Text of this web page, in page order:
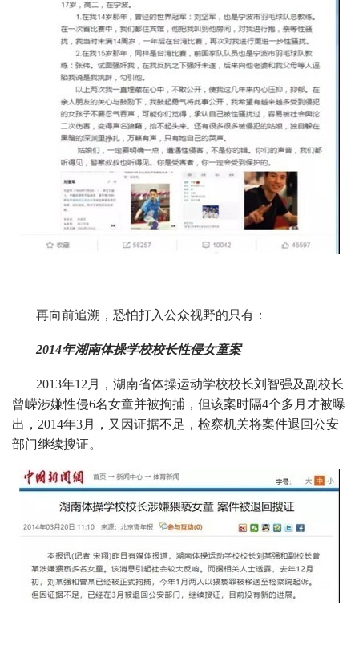
再向前追溯，恐怕打入公众视野的只有：
2014年湖南体操学校校长性侵女童案
2013年12月，湖南省体操运动学校校长刘智强及副校长
曾嵘涉嫌性侵6名女童并被拘捕，但该案时隔4个多月才被曝
出，2014年3月，又因证据不足，检察机关将案件退回公安
部门继续搜证。